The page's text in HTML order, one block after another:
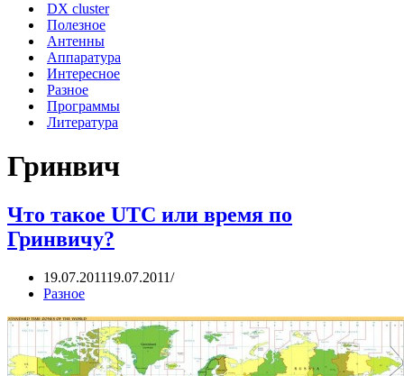
DX cluster
Полезное
Антенны
Аппаратура
Интересное
Разное
Программы
Литература
Гринвич
Что такое UTC или время по
Гринвичу?
19.07.201119.07.2011
Разное